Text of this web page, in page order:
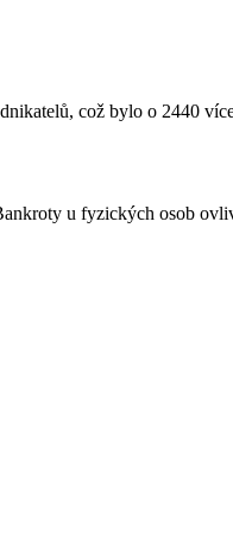
což bylo o 2440
u fyzických osob